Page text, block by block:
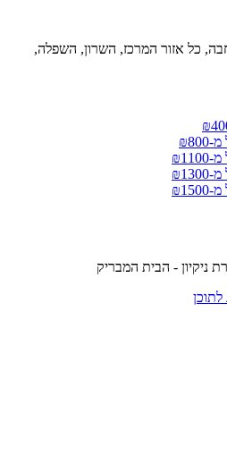
כל אזור המרכז, השרון, השפלה,
לתוכן